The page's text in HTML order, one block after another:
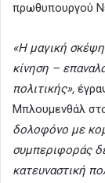
πρωθυπουργού
«Η μαγική
κίνηση –
πολιτικής»,
Μπλουμενθάλ
δολοφόνο με
συμπεριφοράς
κατευναστική